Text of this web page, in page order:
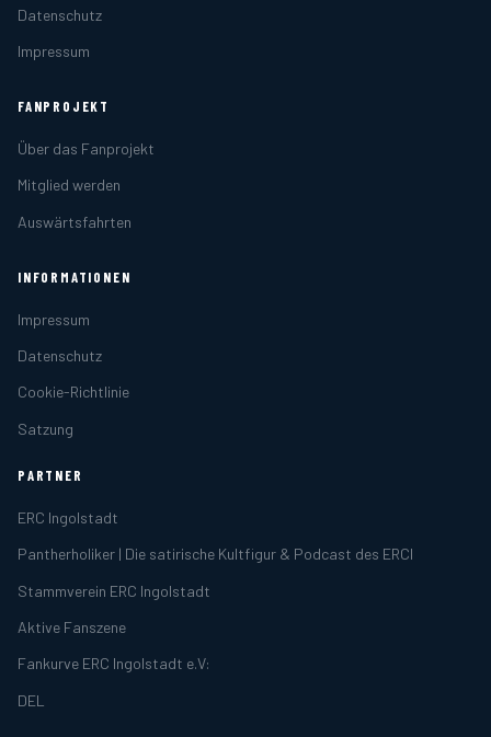
Datenschutz
Impressum
FANPROJEKT
Über das Fanprojekt
Mitglied werden
Auswärtsfahrten
INFORMATIONEN
Impressum
Datenschutz
Cookie-Richtlinie
Satzung
PARTNER
ERC Ingolstadt
Pantherholiker | Die satirische Kultfigur & Podcast des ERCI
Stammverein ERC Ingolstadt
Aktive Fanszene
Fankurve ERC Ingolstadt e.V:
DEL